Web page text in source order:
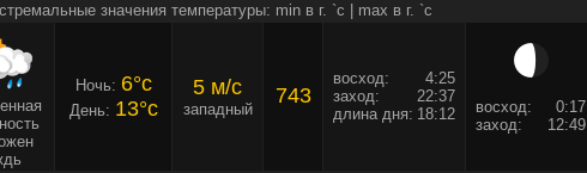
значения температуры: min в г. `c | max в г. `c
Ночь: 6°c
День: 13°c
5 м/c
западный
743
восход:
4:25
заход:
22:37
длина дня: 18:12 восход:
0:17
заход:
12:49